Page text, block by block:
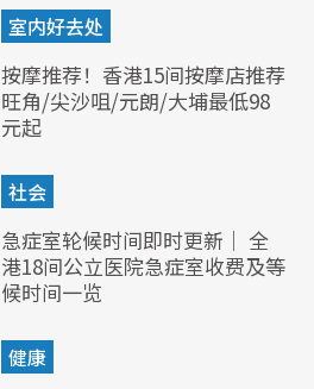
室内好去处
按摩推荐！香港15间按摩店推荐
旺角/尖沙咀/元朗/大埔最低98
元起
社会
急症室轮候时间即时更新｜ 全
港18间公立医院急症室收费及等
候时间一览
健康